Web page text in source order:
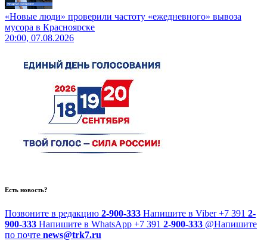
«Новые люди» проверили частоту «ежедневного» вывоза
мусора в Красноярске
20:00, 07.08.2026
Есть новость?
Позвоните в редакцию 2-900-333 Напишите в Viber +7 391 2-
900-333 Напишите в WhatsApp +7 391 2-900-333 @Напишите
по почте news@trk7.ru